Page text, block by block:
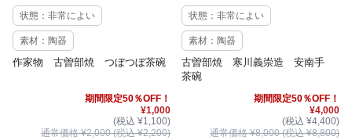
状態：非常によい
素材：陶器
作家物 古曽部焼 つぼつぼ茶碗
期間限定50％OFF！
¥1,000
(税込 ¥1,100)
通常価格 ¥2,000 (税込 ¥2,200)
状態：非常によい
素材：陶器
古曽部焼 寒川義崇造 安南手
茶碗
期間限定50％OFF！
¥4,000
(税込 ¥4,400)
通常価格 ¥8,000 (税込 ¥8,800)